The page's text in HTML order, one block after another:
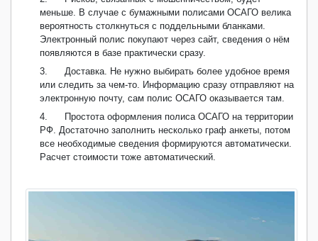
меньше. В случае с бумажными полисами ОСАГО велика
вероятность столкнуться с поддельными бланками.
Электронный полис покупают через сайт, сведения о нём
появляются в базе практически сразу.
3.
Доставка. Не нужно выбирать более удобное время
или следить за чем-то. Информацию сразу отправляют на
электронную почту, сам полис ОСАГО оказывается там.
4.
Простота оформления полиса ОСАГО на территории
РФ. Достаточно заполнить несколько граф анкеты, потом
все необходимые сведения формируются автоматически.
Расчет стоимости тоже автоматический.